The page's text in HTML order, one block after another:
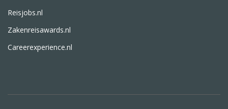
Reisjobs.nl
Zakenreisawards.nl
Careerexperience.nl